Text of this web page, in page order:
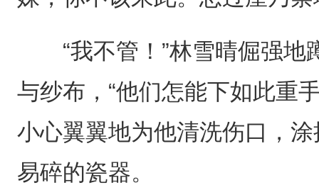
“我不管！”林雪晴倔强地
与纱布，“他们怎能下如此
小心翼翼地为他清洗伤口，
易碎的瓷器。